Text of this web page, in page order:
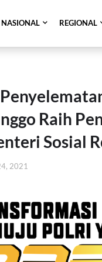
NASIONAL REGIONAL
Raih
Sosial
2021